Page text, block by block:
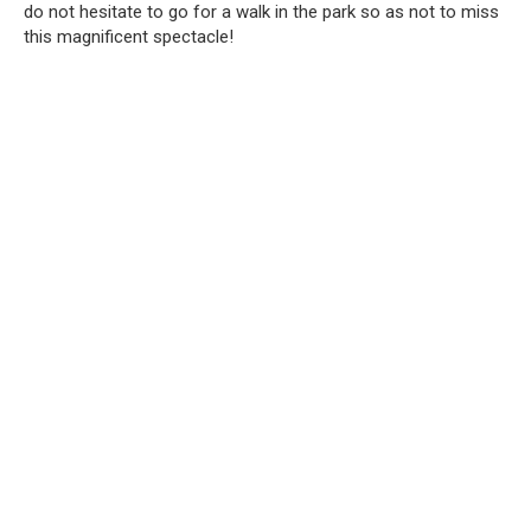
do not hesitate to go for a walk in the park so as not to miss
this magnificent spectacle!